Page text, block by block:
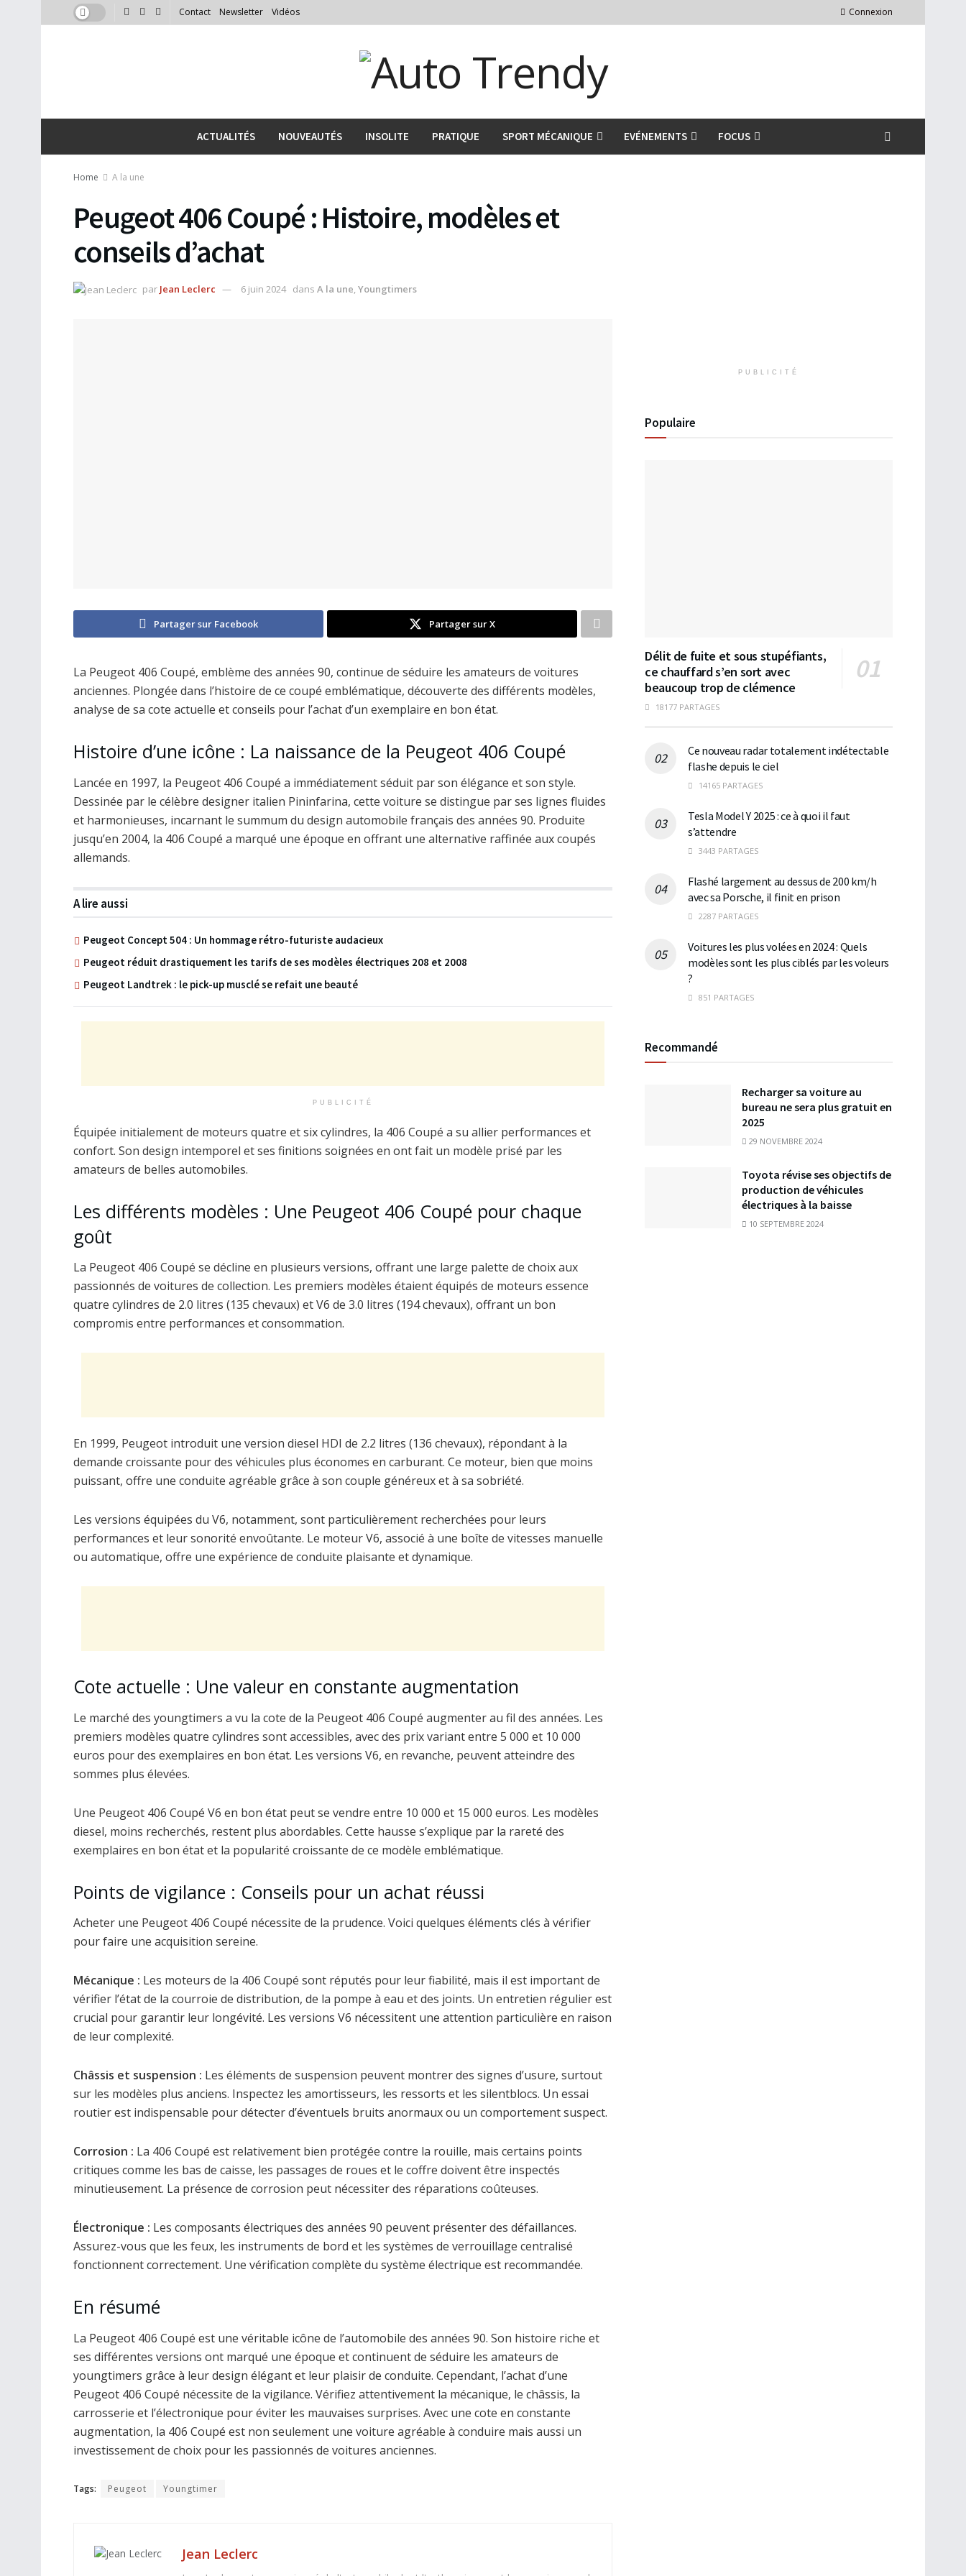
Contact Newsletter Vidéos Connexion
ACTUALITÉS NOUVEAUTÉS INSOLITE PRATIQUE SPORT MÉCANIQUE EVÉNEMENTS FOCUS
Home A la une
Peugeot 406 Coupé : Histoire, modèles et
conseils d’achat
par Jean Leclerc 6 juin 2024 dans A la une,Youngtimers
Partager sur Facebook Partager sur X
La Peugeot 406 Coupé, emblème des années 90, continue de séduire les amateurs de voitures
anciennes. Plongée dans l’histoire de ce coupé emblématique, découverte des différents modèles,
analyse de sa cote actuelle et conseils pour l’achat d’un exemplaire en bon état.
Histoire d’une icône : La naissance de la Peugeot 406 Coupé
Lancée en 1997, la Peugeot 406 Coupé a immédiatement séduit par son élégance et son style.
Dessinée par le célèbre designer italien Pininfarina, cette voiture se distingue par ses lignes fluides
et harmonieuses, incarnant le summum du design automobile français des années 90. Produite
jusqu’en 2004, la 406 Coupé a marqué une époque en offrant une alternative raffinée aux coupés
allemands.
A lire aussi
Peugeot Concept 504 : Un hommage rétro-futuriste audacieux
Peugeot réduit drastiquement les tarifs de ses modèles électriques 208 et 2008
Peugeot Landtrek : le pick-up musclé se refait une beauté
PUBLICITÉ
Équipée initialement de moteurs quatre et six cylindres, la 406 Coupé a su allier performances et
confort. Son design intemporel et ses finitions soignées en ont fait un modèle prisé par les
amateurs de belles automobiles.
Les différents modèles : Une Peugeot 406 Coupé pour chaque
goût
La Peugeot 406 Coupé se décline en plusieurs versions, offrant une large palette de choix aux
passionnés de voitures de collection. Les premiers modèles étaient équipés de moteurs essence
quatre cylindres de 2.0 litres (135 chevaux) et V6 de 3.0 litres (194 chevaux), offrant un bon
compromis entre performances et consommation.
En 1999, Peugeot introduit une version diesel HDI de 2.2 litres (136 chevaux), répondant à la
demande croissante pour des véhicules plus économes en carburant. Ce moteur, bien que moins
puissant, offre une conduite agréable grâce à son couple généreux et à sa sobriété.
Les versions équipées du V6, notamment, sont particulièrement recherchées pour leurs
performances et leur sonorité envoûtante. Le moteur V6, associé à une boîte de vitesses manuelle
ou automatique, offre une expérience de conduite plaisante et dynamique.
Cote actuelle : Une valeur en constante augmentation
Le marché des youngtimers a vu la cote de la Peugeot 406 Coupé augmenter au fil des années. Les
premiers modèles quatre cylindres sont accessibles, avec des prix variant entre 5 000 et 10 000
euros pour des exemplaires en bon état. Les versions V6, en revanche, peuvent atteindre des
sommes plus élevées.
Une Peugeot 406 Coupé V6 en bon état peut se vendre entre 10 000 et 15 000 euros. Les modèles
diesel, moins recherchés, restent plus abordables. Cette hausse s’explique par la rareté des
exemplaires en bon état et la popularité croissante de ce modèle emblématique.
Points de vigilance : Conseils pour un achat réussi
Acheter une Peugeot 406 Coupé nécessite de la prudence. Voici quelques éléments clés à vérifier
pour faire une acquisition sereine.
Mécanique : Les moteurs de la 406 Coupé sont réputés pour leur fiabilité, mais il est important de
vérifier l’état de la courroie de distribution, de la pompe à eau et des joints. Un entretien régulier est
crucial pour garantir leur longévité. Les versions V6 nécessitent une attention particulière en raison
de leur complexité.
Châssis et suspension : Les éléments de suspension peuvent montrer des signes d’usure, surtout
sur les modèles plus anciens. Inspectez les amortisseurs, les ressorts et les silentblocs. Un essai
routier est indispensable pour détecter d’éventuels bruits anormaux ou un comportement suspect.
Corrosion : La 406 Coupé est relativement bien protégée contre la rouille, mais certains points
critiques comme les bas de caisse, les passages de roues et le coffre doivent être inspectés
minutieusement. La présence de corrosion peut nécessiter des réparations coûteuses.
Électronique : Les composants électriques des années 90 peuvent présenter des défaillances.
Assurez-vous que les feux, les instruments de bord et les systèmes de verrouillage centralisé
fonctionnent correctement. Une vérification complète du système électrique est recommandée.
En résumé
La Peugeot 406 Coupé est une véritable icône de l’automobile des années 90. Son histoire riche et
ses différentes versions ont marqué une époque et continuent de séduire les amateurs de
youngtimers grâce à leur design élégant et leur plaisir de conduite. Cependant, l’achat d’une
Peugeot 406 Coupé nécessite de la vigilance. Vérifiez attentivement la mécanique, le châssis, la
carrosserie et l’électronique pour éviter les mauvaises surprises. Avec une cote en constante
augmentation, la 406 Coupé est non seulement une voiture agréable à conduire mais aussi un
investissement de choix pour les passionnés de voitures anciennes.
Tags: Peugeot Youngtimer
Jean Leclerc
PUBLICITÉ
Populaire
Délit de fuite et sous stupéfiants,
ce chauffard s’en sort avec
beaucoup trop de clémence
18177 PARTAGES
Ce nouveau radar totalement indétectable
flashe depuis le ciel
14165 PARTAGES
Tesla Model Y 2025 : ce à quoi il faut
s’attendre
3443 PARTAGES
Flashé largement au dessus de 200 km/h
avec sa Porsche, il finit en prison
2287 PARTAGES
Voitures les plus volées en 2024 : Quels
modèles sont les plus ciblés par les voleurs
?
851 PARTAGES
Recommandé
Recharger sa voiture au
bureau ne sera plus gratuit en
2025
29 NOVEMBRE 2024
Toyota révise ses objectifs de
production de véhicules
électriques à la baisse
10 SEPTEMBRE 2024